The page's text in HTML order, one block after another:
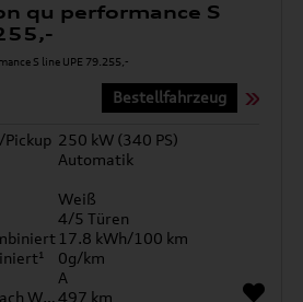
qu performance S
Bestellfahrzeug
Pickup 250 kW (340 PS)
Automatik
Weiß
4/5 Türen
17.8 kWh/100 km
0g/km
A
Elektr. Reichweite nach WLTP*497 km